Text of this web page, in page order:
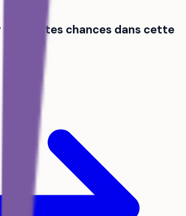
si tu as tes chances dans cette